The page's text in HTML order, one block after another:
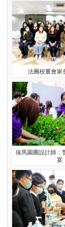
法團校董會家
保馬園圃設計師：
宴